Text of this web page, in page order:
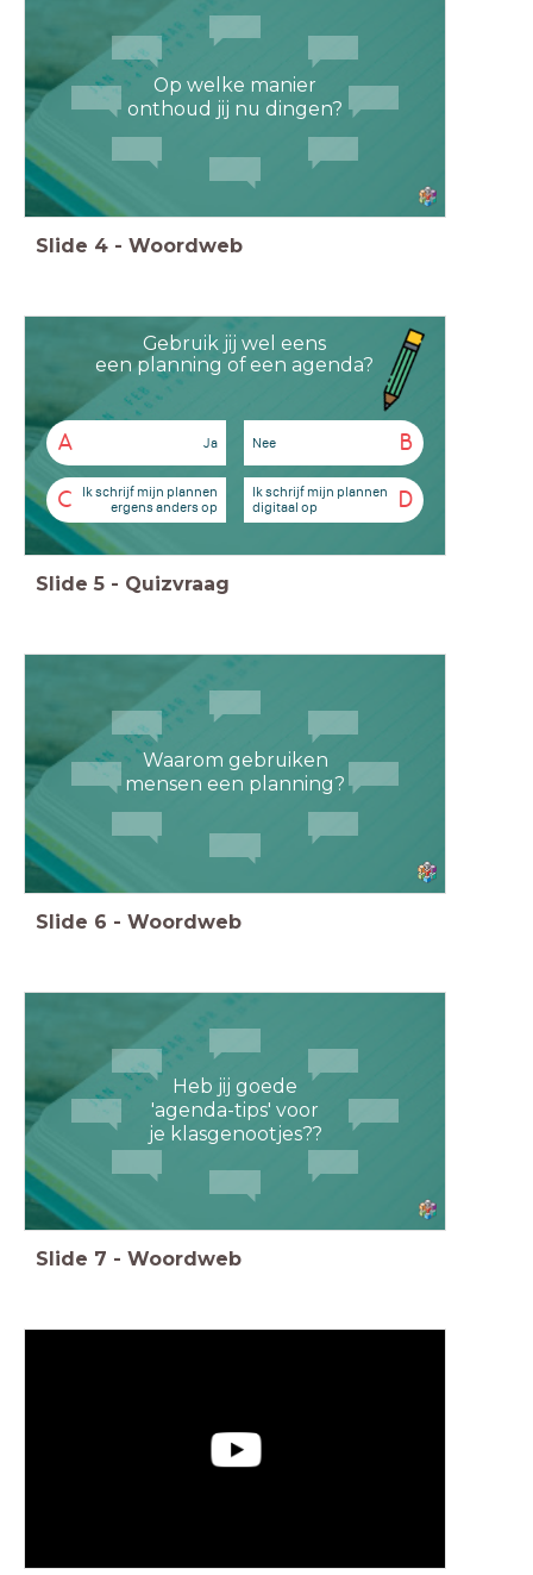
Op welke manier
onthoud jij nu dingen?
Slide 4 - Woordweb
Gebruik jij wel eens
een planning of een agenda?
A Ja B
Nee
C
Ik schrijf mijn plannen
ergens anders op
D
Ik schrijf mijn plannen
digitaal op
Slide 5 - Quizvraag
Waarom gebruiken
mensen een planning?
Slide 6 - Woordweb
Heb jij goede
'agenda-tips' voor
je klasgenootjes??
Slide 7 - Woordweb